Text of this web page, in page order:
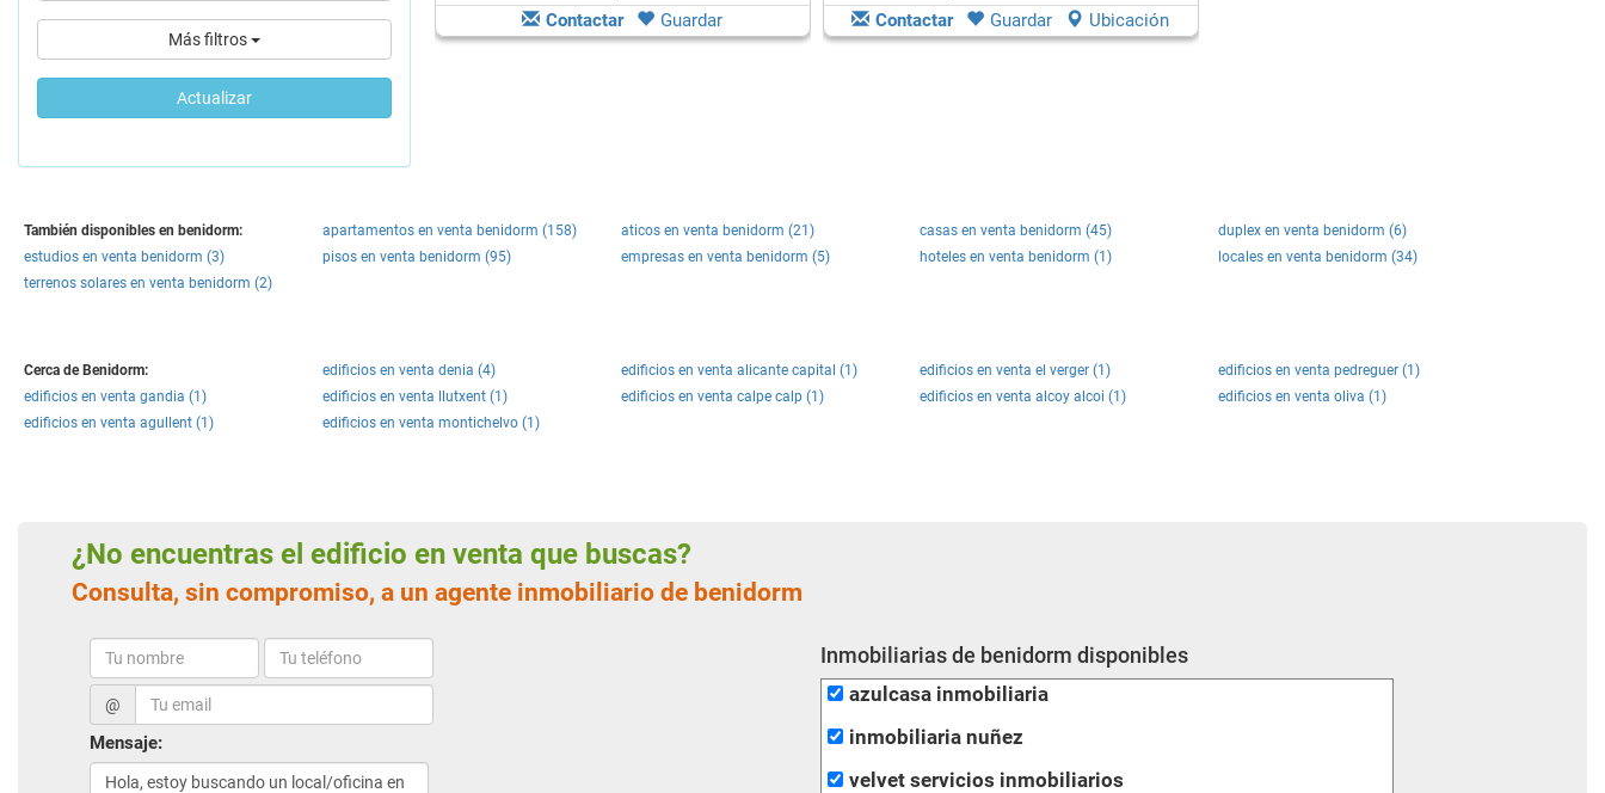
Más filtros
Actualizar
Contactar Guardar Contactar Guardar Ubicación
También disponibles en benidorm: apartamentos en venta benidorm (158) aticos en venta benidorm (21) casas en venta benidorm (45)
duplex en venta benidorm (6)
estudios en venta benidorm (3)
pisos en venta benidorm (95) empresas en venta benidorm (5) hoteles en venta benidorm (1)
locales en venta benidorm (34)
terrenos solares en venta benidorm (2)
Cerca de Benidorm: edificios en venta denia (4) edificios en venta alicante capital (1) edificios en venta el verger (1)
edificios en venta pedreguer (1)
edificios en venta gandia (1)
edificios en venta llutxent (1) edificios en venta calpe calp (1) edificios en venta alcoy alcoi (1)
edificios en venta oliva (1)
edificios en venta agullent (1)
edificios en venta montichelvo (1)
¿No encuentras el edificio en venta que buscas?
Consulta, sin compromiso, a un agente inmobiliario de benidorm
@
Mensaje:
Inmobiliarias de benidorm disponibles
azulcasa inmobiliaria
inmobiliaria nuñez
velvet servicios inmobiliarios